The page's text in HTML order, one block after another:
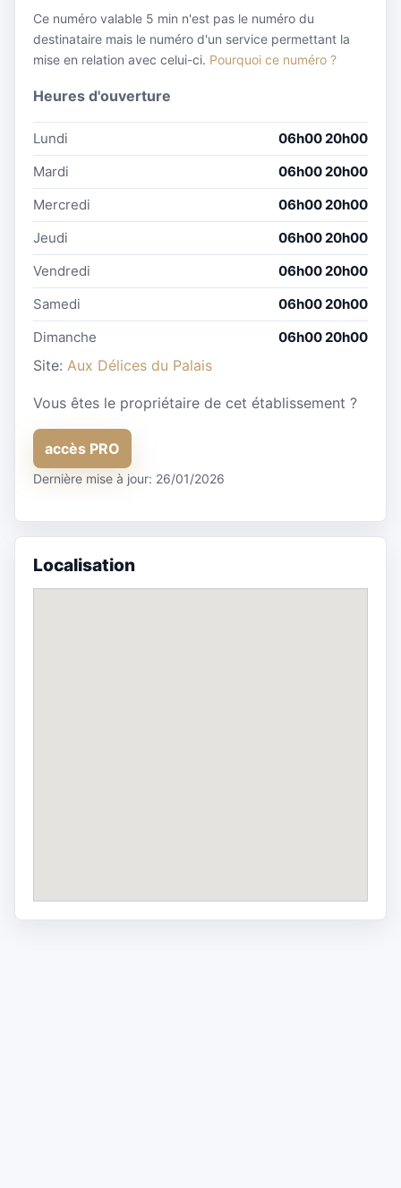
Ce numéro valable 5 min n'est pas le numéro du
destinataire mais le numéro d'un service permettant la
mise en relation avec celui-ci. Pourquoi ce numéro ?
Heures d'ouverture
Lundi
06h00 20h00
Mardi
06h00 20h00
Mercredi
06h00 20h00
Jeudi
06h00 20h00
Vendredi
06h00 20h00
Samedi
06h00 20h00
Dimanche
06h00 20h00
Site: Aux Délices du Palais
Vous êtes le propriétaire de cet établissement ?
accès PRO
Dernière mise à jour: 26/01/2026
Localisation